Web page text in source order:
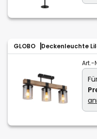
GLOBO Deckenleuchte
Art.-